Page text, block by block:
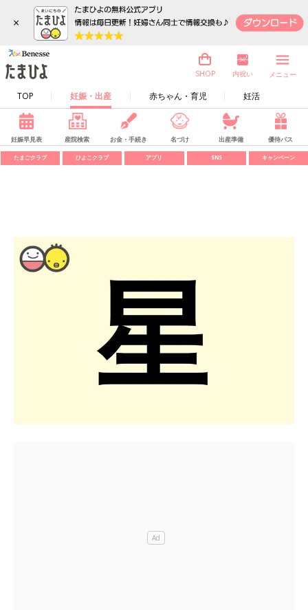
×
TOP 妊娠・出産 赤ちゃん・育児 妊活
SHOP 内祝い メニュー
妊娠早見表 産院検索 お金・手続き 名づけ 出産準備 優待パス
たまごクラブ ひよこクラブ アプリ SNS キャンペーン